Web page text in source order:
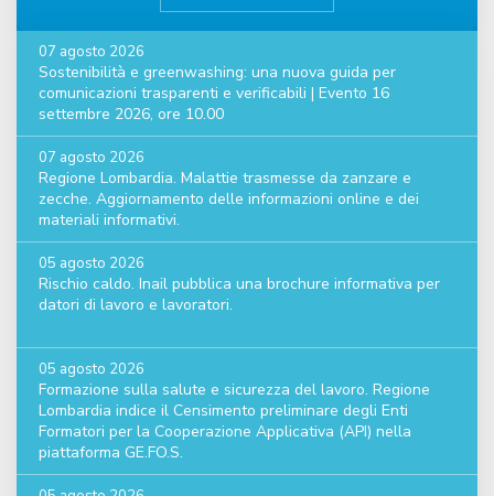
07 agosto 2026
Sostenibilità e greenwashing: una nuova guida per
comunicazioni trasparenti e verificabili | Evento 16
settembre 2026, ore 10.00
07 agosto 2026
Regione Lombardia. Malattie trasmesse da zanzare e
zecche. Aggiornamento delle informazioni online e dei
materiali informativi.
05 agosto 2026
Rischio caldo. Inail pubblica una brochure informativa per
datori di lavoro e lavoratori.
05 agosto 2026
Formazione sulla salute e sicurezza del lavoro. Regione
Lombardia indice il Censimento preliminare degli Enti
Formatori per la Cooperazione Applicativa (API) nella
piattaforma GE.FO.S.